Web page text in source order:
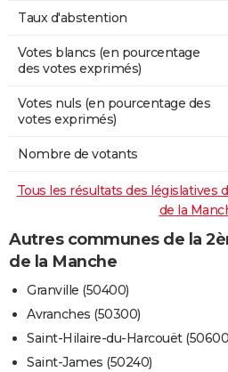
Taux d'abstention
Votes blancs (en pourcentage
des votes exprimés)
Votes nuls (en pourcentage des
votes exprimés)
Nombre de votants
Tous les résultats des législatives
de la
Autres communes de la
de la Manche
Granville (50400)
Avranches (50300)
Saint-Hilaire-du-Harcouët
Saint-James (50240)